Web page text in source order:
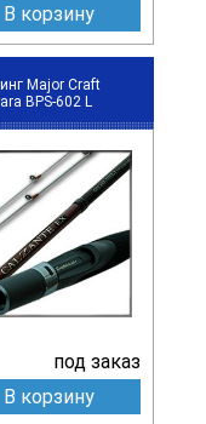
В корзину
Major Craft
BPS-602 L
под заказ
В корзину